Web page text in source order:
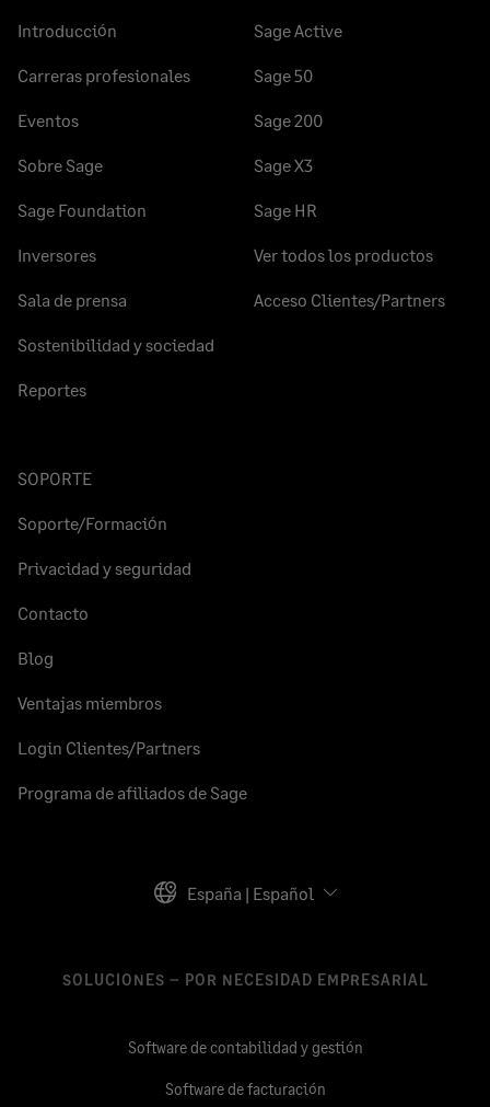
Introducción
Carreras profesionales
Eventos
Sobre Sage
Sage Foundation
Inversores
Sala de prensa
Sostenibilidad y sociedad
Reportes
Sage Active
Sage 50
Sage 200
Sage X3
Sage HR
Ver todos los productos
Acceso Clientes/Partners
SOPORTE
Soporte/Formación
Privacidad y seguridad
Contacto
Blog
Ventajas miembros
Login Clientes/Partners
Programa de afiliados de Sage
España | Español
SOLUCIONES – POR NECESIDAD EMPRESARIAL
Software de contabilidad y gestión
Software de facturación